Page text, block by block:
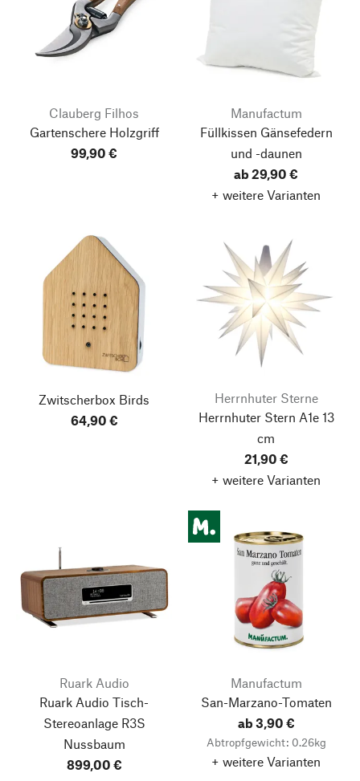
Clauberg Filhos
Gartenschere Holzgriff
99,90 €
Manufactum
Füllkissen Gänsefedern
und -daunen
ab 29,90 €
+ weitere Varianten
Zwitscherbox Birds
64,90 €
Herrnhuter Sterne
Herrnhuter Stern A1e 13
cm
21,90 €
+ weitere Varianten
Ruark Audio
Ruark Audio Tisch-
Stereoanlage R3S
Nussbaum
899,00 €
Manufactum
San-Marzano-Tomaten
ab 3,90 €
Abtropfgewicht: 0.26kg
+ weitere Varianten